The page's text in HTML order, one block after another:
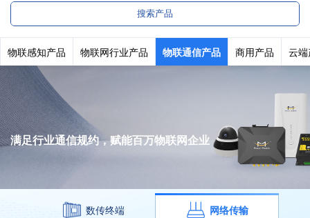
物联感知产品 物联网行业产品 物联通信产品 商用产品 云
满足行业通信规约，赋能百万物联网企业
数传终端 网络传输